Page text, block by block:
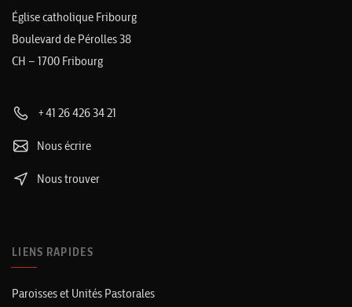
Église catholique Fribourg
Boulevard de Pérolles 38
CH – 1700 Fribourg
+41 26 426 34 21
Nous écrire
Nous trouver
LIENS RAPIDES
Paroisses et Unités Pastorales